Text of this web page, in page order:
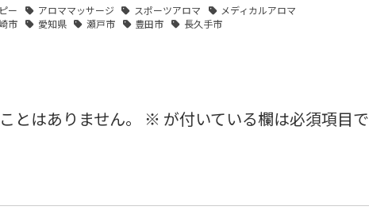
ー アロママッサージ スポーツアロマ
メディカルアロマ
市 愛知県 瀬戸市 豊田市 長久手市
とはありません。 ※ が付いている欄は必須項目で